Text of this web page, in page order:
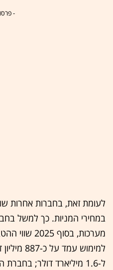
-
לעומת זאת, בחברות אחרות
במחירי המניות. כך למשל
מערכות, בסוף
למימוש
ל-1.6 מיליארד דולר;